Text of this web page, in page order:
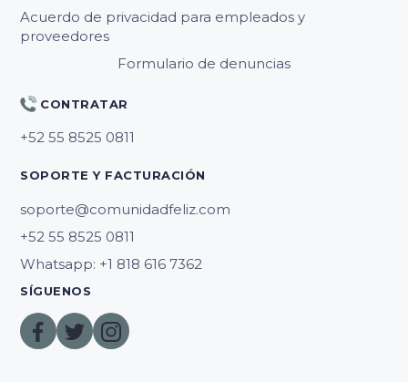
Acuerdo de privacidad para empleados y
proveedores
Formulario de denuncias
CONTRATAR
SOPORTE Y FACTURACIÓN
soporte@comunidadfeliz.com
Whatsapp: +1 818 616 7362
SÍGUENOS